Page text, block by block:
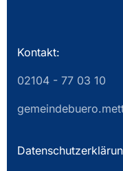
Kontakt:
02104 - 77 03 10